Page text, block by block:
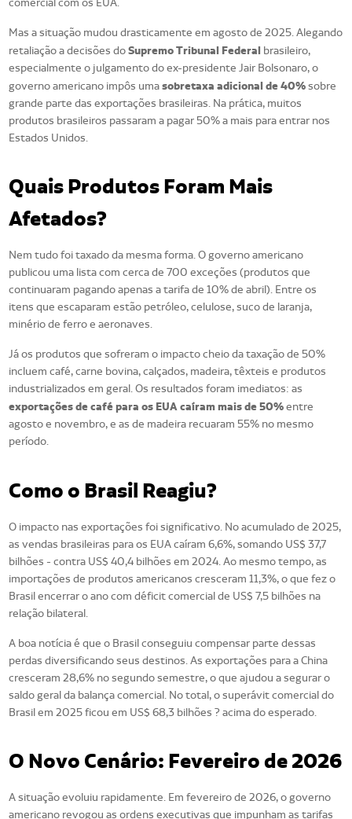
Mas a situação mudou drasticamente em agosto de 2025. Alegando
retaliação a decisões doSupremo Tribunal Federal brasileiro,
especialmente o julgamento do ex-presidente Jair Bolsonaro, o
governo americano impôs umasobretaxa adicional de 40%sobre
grande parte das exportações brasileiras. Na prática, muitos
produtos brasileiros passaram a pagar 50% a mais para entrar nos
Estados Unidos.
Quais Produtos Foram Mais
Afetados?
Nem tudo foi taxado da mesma forma. O governo americano
publicou uma lista com cerca de 700 exceções (produtos que
continuaram pagando apenas a tarifa de 10% de abril). Entre os
itens que escaparam estão petróleo, celulose, suco de laranja,
minério de ferro e aeronaves.
Já os produtos que sofreram o impacto cheio da taxação de 50%
incluem café, carne bovina, calçados, madeira, têxteis e produtos
industrializados em geral. Os resultados foram imediatos: as
exportações de café para os EUA caíram mais de 50%entre
agosto e novembro, e as de madeira recuaram 55% no mesmo
período.
Como o Brasil Reagiu?
O impacto nas exportações foi significativo. No acumulado de 2025,
as vendas brasileiras para os EUA caíram 6,6%, somando US$ 37,7
bilhões - contra US$ 40,4 bilhões em 2024. Ao mesmo tempo, as
importações de produtos americanos cresceram 11,3%, o que fez o
Brasil encerrar o ano com déficit comercial de US$ 7,5 bilhões na
relação bilateral.
A boa notícia é que o Brasil conseguiu compensar parte dessas
perdas diversificando seus destinos. As exportações para a China
cresceram 28,6% no segundo semestre, o que ajudou a segurar o
saldo geral da balança comercial. No total, o superávit comercial do
Brasil em 2025 ficou em US$ 68,3 bilhões ? acima do esperado.
O Novo Cenário: Fevereiro de 2026
A situação evoluiu rapidamente. Em fevereiro de 2026, o governo
americano revogou as ordens executivas que impunham as tarifas